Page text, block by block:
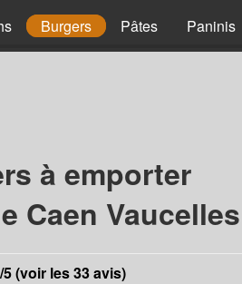
Burgers Pâtes Paninis
à emporter
Caen
5 (voir les 33 avis)